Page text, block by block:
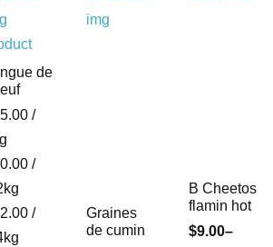
de
/
/
/
Graines
de cumin
B Cheetos
flamin hot
$9.00–